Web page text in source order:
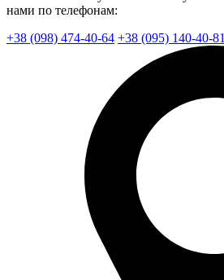
нами по телефонам:
+38 (098) 474-40-64 +38 (095) 140-40-81